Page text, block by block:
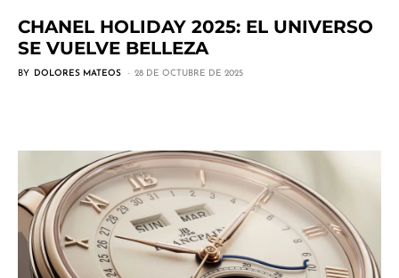
CHANEL HOLIDAY 2025: EL UNIVERSO
SE VUELVE BELLEZA
BY DOLORES MATEOS 28 DE OCTUBRE DE 2025